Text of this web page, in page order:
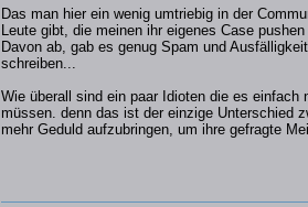
Das man hier ein wenig umtriebig in der
Leute gibt, die meinen ihr eigenes Case
Davon ab, gab es genug Spam und
schreiben...
Wie überall sind ein paar Idioten die es einfach
müssen. denn das ist der einzige Unterschied
mehr Geduld aufzubringen, um ihre gefragte